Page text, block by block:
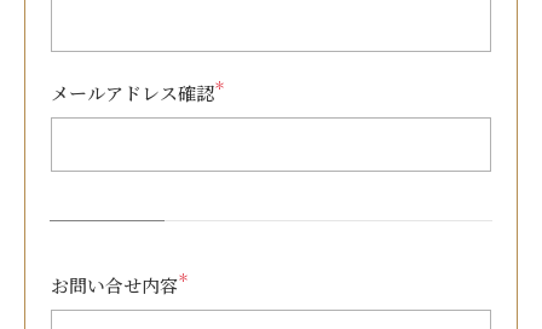
メールアドレス確認＊
お問い合せ内容＊